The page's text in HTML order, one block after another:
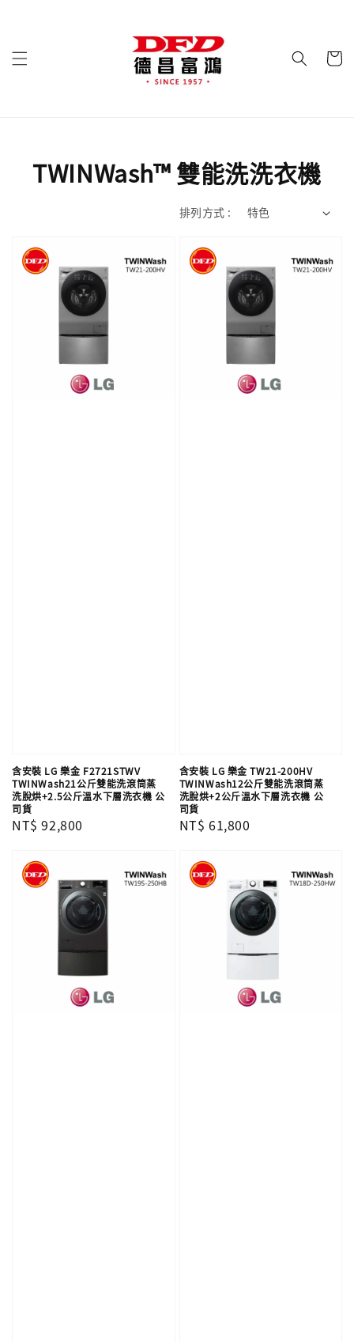
TWINWash™ 雙能洗洗衣機
排列方式 :
含安裝 LG 樂金 F2721STWV
TWINWash21公斤雙能洗滾筒蒸
洗脫烘+2.5公斤溫水下層洗衣機 公
司貨
Regular
NT$ 92,800
含安裝 LG 樂金 TW21-200HV
TWINWash12公斤雙能洗滾筒蒸
洗脫烘+2公斤溫水下層洗衣機 公
司貨
Regular
NT$ 61,800